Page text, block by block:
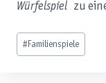
Würfelspiel zu
Schlagworte:
# Familienspiele